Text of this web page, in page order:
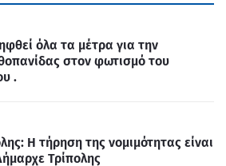
όλα τα μέτρα για την
στον φωτισμό του
.
Η τήρηση της νομιμότητας είναι
Τρίπολης